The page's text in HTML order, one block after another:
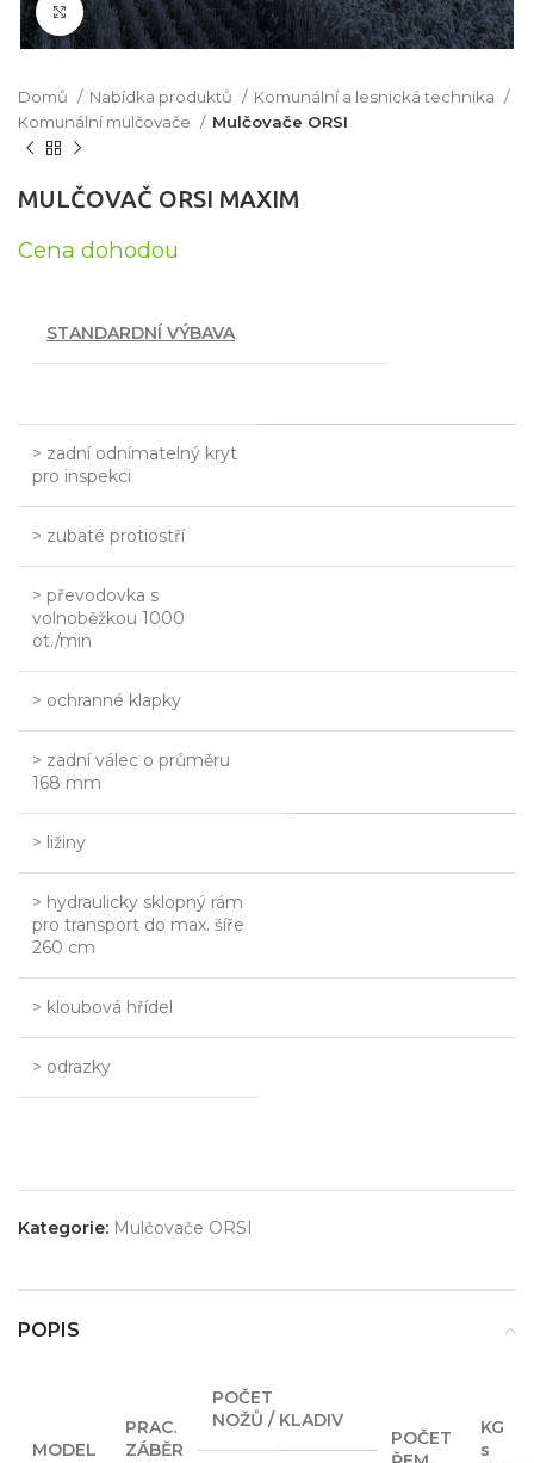
Click to enlarge
Domů Nabídka produktů
Komunální a lesnická technika
Komunální mulčovače
Mulčovače ORSI
MULČOVAČ ORSI MAXIM
Cena dohodou
STANDARDNÍ VÝBAVA
> zadní odnímatelný kryt
pro inspekci
> zubaté protiostří
> převodovka s
volnoběžkou 1000
ot./min
> ochranné klapky
> zadní válec o průměru
168 mm
> ližiny
> hydraulicky sklopný rám
pro transport do max. šíře
260 cm
> kloubová hřídel
> odrazky
Kategorie: Mulčovače ORSI
POPIS
MODEL
PRAC.
ZÁBĚR
POČET
NOŽŮ / KLADIV
POČET
KG
s